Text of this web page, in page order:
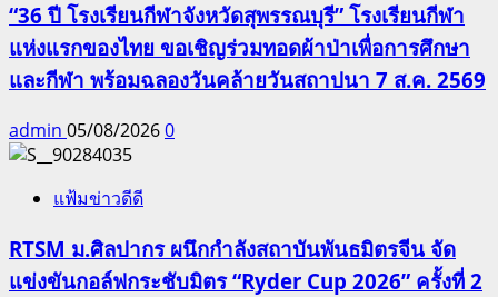
“36 ปี โรงเรียนกีฬาจังหวัดสุพรรณบุรี” โรงเรียนกีฬา
แห่งแรกของไทย ขอเชิญร่วมทอดผ้าป่าเพื่อการศึกษา
และกีฬา พร้อมฉลองวันคล้ายวันสถาปนา 7 ส.ค. 2569
admin 05/08/20260
แฟ้มข่าวดีดี
RTSM ม.ศิลปากร ผนึกกำลังสถาบันพันธมิตรจีน จัด
แข่งขันกอล์ฟกระชับมิตร “Ryder Cup 2026” ครั้งที่ 2